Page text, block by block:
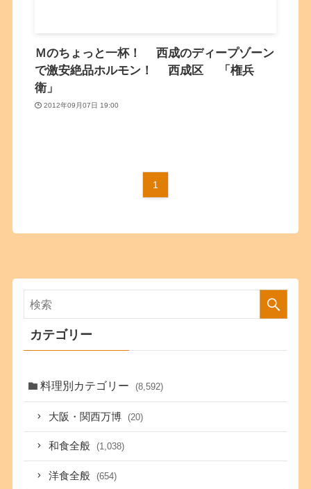
Ｍのちょっと一杯！ 西成のディープゾーン
で激安絶品ホルモン！ 西成区 「権兵
衛」
2012年09月07日 19:00
1
カテゴリー
料理別カテゴリー (8,592)
大阪・関西万博 (20)
和食全般 (1,038)
洋食全般 (654)